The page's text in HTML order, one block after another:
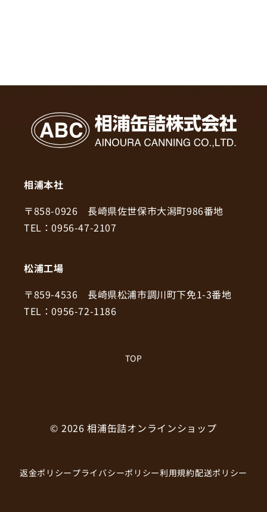
相浦本社
〒858-0926 長崎県佐世保市大潟町986番地
TEL：0956-47-2107
松浦工場
〒859-4536 長崎県松浦市調川町下免1-3番地
TEL：0956-72-1186
TOP
返金ポリシープライバシーポリシー利用規約配送ポリシー
© 2026相浦缶詰オンラインショップ